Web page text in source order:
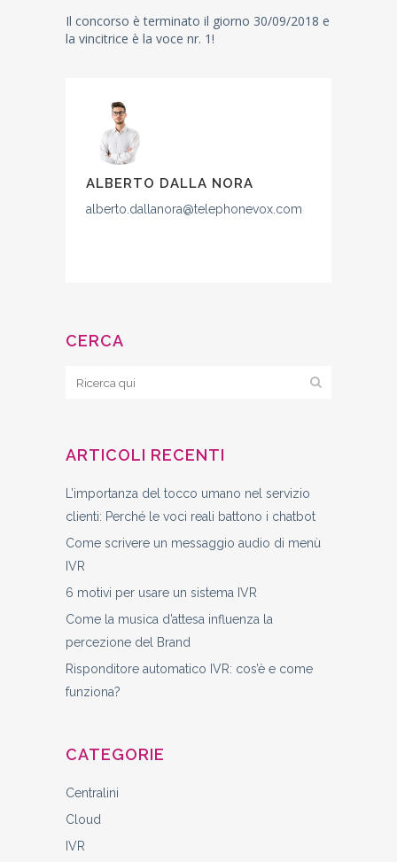
Il concorso è terminato il giorno 30/09/2018 e
la vincitrice è la voce nr. 1!
ALBERTO DALLA NORA
alberto.dallanora@telephonevox.com
CERCA
ARTICOLI RECENTI
L’importanza del tocco umano nel servizio
clienti: Perché le voci reali battono i chatbot
Come scrivere un messaggio audio di menù
IVR
6 motivi per usare un sistema IVR
Come la musica d’attesa influenza la
percezione del Brand
Risponditore automatico IVR: cos’è e come
funziona?
CATEGORIE
Centralini
Cloud
IVR